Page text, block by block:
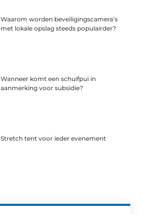
Waarom worden beveiligingscamera’s
met lokale opslag steeds populairder?
Wanneer komt een schuifpui in
aanmerking voor subsidie?
Stretch tent voor ieder evenement